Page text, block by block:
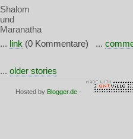
Shalom
und
Maranatha
... link (0 Kommentare) ...
... older stories
Hosted by Blogger.de -